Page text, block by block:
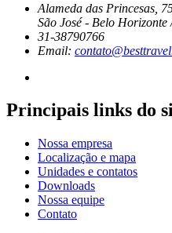
Alameda das Princesas,
São José - Belo Horizonte
31-38790766
Email:
Principais links do
Nossa empresa
Localização e mapa
Unidades e contatos
Downloads
Nossa equipe
Contato